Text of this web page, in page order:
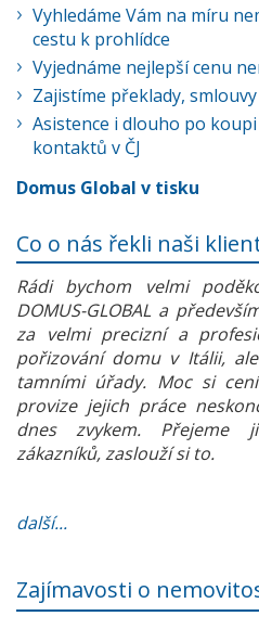
Vyhledáme Vám na míru
cestu k prohlídce
Vyjednáme nejlepší cenu
Zajistíme překlady,
Asistence i dlouho po
kontaktů v ČJ
Domus Global v tisku
Co o nás řekli naši
Rádi bychom velmi
DOMUS-GLOBAL a
za velmi precizní a
pořizování domu v Itálii,
tamními úřady. Moc si
provize jejich práce
dnes zvykem. Přejeme
zákazníků, zaslouží si to.
další...
Zajímavosti o